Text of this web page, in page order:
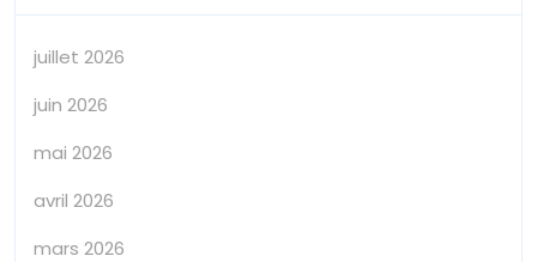
juillet 2026
juin 2026
mai 2026
avril 2026
mars 2026